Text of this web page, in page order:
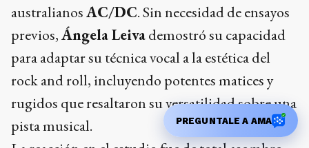
australianosAC/DC. Sin necesidad de ensayos
previos,Ángela Leivademostró su capacidad
para adaptar su técnica vocal a la estética del
rock and roll, incluyendo potentes matices y
rugidos que resaltaron su versatilidad sobre una
pista musical.
PREGUNTALE A AMA